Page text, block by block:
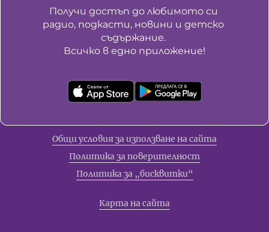
Получи достъп до любимото си
радио, подкасти, новини и детско
съдържание.
Всичко в едно приложение!
Общи условия за използване на сайта
Политика за поверителност
Политика за „бисквитки“
Карта на сайта